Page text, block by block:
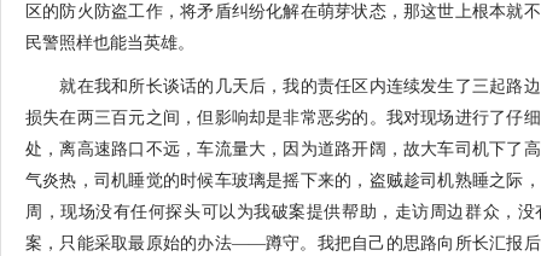
区的防火防盗工作，将矛盾纠纷化解在萌芽状态，那这世上根本就
民警照样也能当英雄。
就在我和所长谈话的几天后，我的责任区内连续发生了三起路边
损失在两三百元之间，但影响却是非常恶劣的。我对现场进行了仔
处，离高速路口不远，车流量大，因为道路开阔，故大车司机下了
气炎热，司机睡觉的时候车玻璃是摇下来的，盗贼趁司机熟睡之际
周，现场没有任何探头可以为我破案提供帮助，走访周边群众，
案，只能采取最原始的办法——蹲守。我把自己的思路向所长汇报